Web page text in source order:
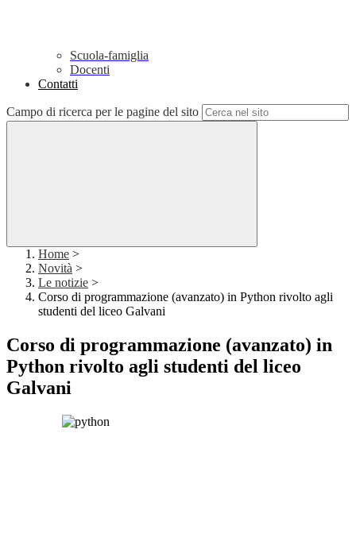
Scuola-famiglia
Docenti
Contatti
Campo di ricerca per le pagine del sito
Home >
Novità >
Le notizie >
Corso di programmazione (avanzato) in Python rivolto agli
studenti del liceo Galvani
Corso di programmazione (avanzato) in
Python rivolto agli studenti del liceo
Galvani